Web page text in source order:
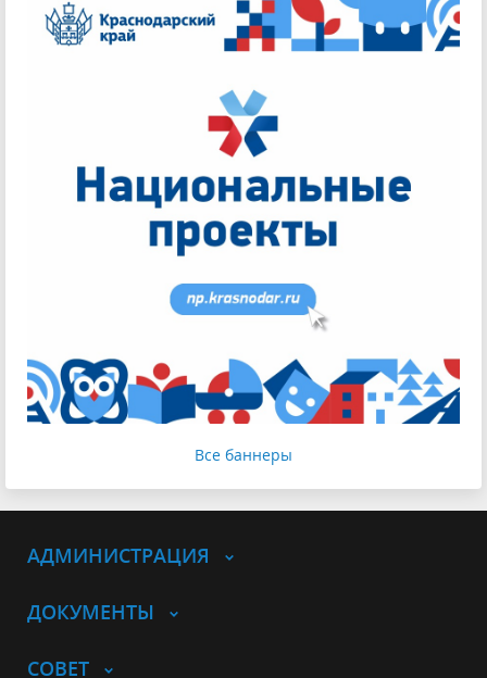
Все баннеры
АДМИНИСТРАЦИЯ
ДОКУМЕНТЫ
СОВЕТ